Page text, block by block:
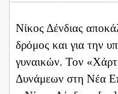
Νίκος Δένδιας
δρόμος και για την
γυναικών. Τον
Δυνάμεων στη Νέα